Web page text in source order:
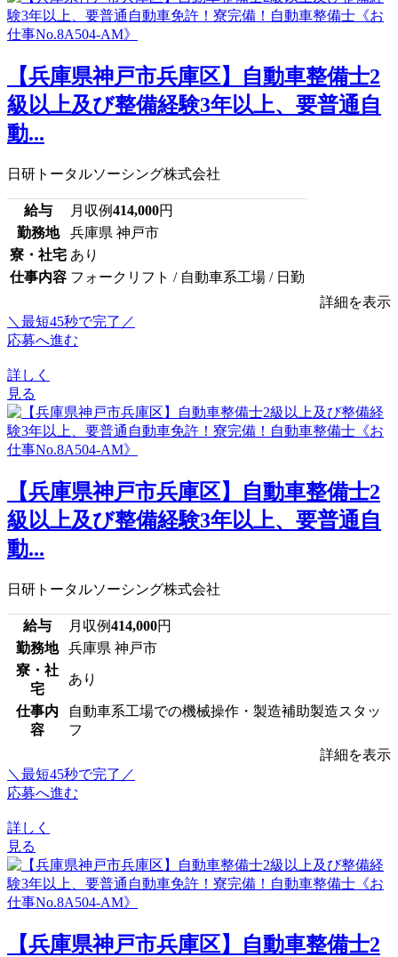
【兵庫県神戸市兵庫区】自動車整備士2
級以上及び整備経験3年以上、要普通自
動...
日研トータルソーシング株式会社
給与 月収例414,000円
勤務地
兵庫県 神戸市
寮・社宅 あり
仕事内容 フォークリフト / 自動車系工場 / 日勤
詳細を表示
＼最短45秒で完了／
応募へ進む
詳しく
見る
【兵庫県神戸市兵庫区】自動車整備士2
級以上及び整備経験3年以上、要普通自
動...
日研トータルソーシング株式会社
給与 月収例414,000円
勤務地
兵庫県 神戸市
寮・社
宅
あり
仕事内
容
自動車系工場での機械操作・製造補助製造スタッ
フ
詳細を表示
＼最短45秒で完了／
応募へ進む
詳しく
見る
【兵庫県神戸市兵庫区】自動車整備士2